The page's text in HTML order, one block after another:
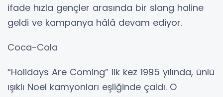
ifade hızla gençler arasında bir slang haline
geldi ve kampanya hâlâ devam ediyor.
Coca-Cola
“Holidays Are Coming” ilk kez 1995 yılında, ünlü
ışıklı Noel kamyonları eşliğinde çaldı. O